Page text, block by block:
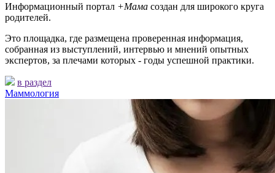
Информационный портал +Мама создан для широкого круга
родителей.
Это площадка, где размещена проверенная информация,
собранная из выступлений, интервью и мнений опытных
экспертов, за плечами которых - годы успешной практики.
в раздел
Маммология